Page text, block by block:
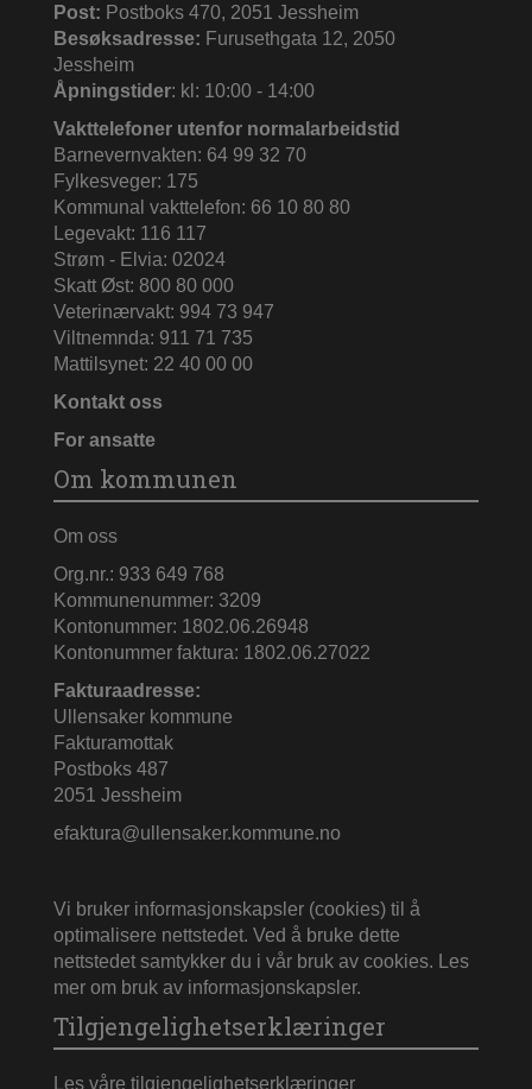
Post: Postboks 470, 2051 Jessheim
Besøksadresse: Furusethgata 12, 2050
Jessheim
Åpningstider: kl: 10:00 - 14:00
Vakttelefoner utenfor normalarbeidstid
Barnevernvakten: 64 99 32 70
Fylkesveger: 175
Kommunal vakttelefon: 66 10 80 80
Legevakt: 116 117
Strøm - Elvia: 02024
Skatt Øst: 800 80 000
Veterinærvakt: 994 73 947
Viltnemnda: 911 71 735
Mattilsynet: 22 40 00 00
Kontakt oss
For ansatte
Om kommunen
Om oss
Org.nr.: 933 649 768
Kommunenummer: 3209
Kontonummer: 1802.06.26948
Kontonummer faktura: 1802.06.27022
Fakturaadresse:
Ullensaker kommune
Fakturamottak
Postboks 487
2051 Jessheim
efaktura@ullensaker.kommune.no
Vi bruker informasjonskapsler (cookies) til å
optimalisere nettstedet. Ved å bruke dette
nettstedet samtykker du i vår bruk av cookies.
Les
mer om bruk av informasjonskapsler.
Tilgjengelighetserklæringer
Les våre tilgjengelighetserklæringer